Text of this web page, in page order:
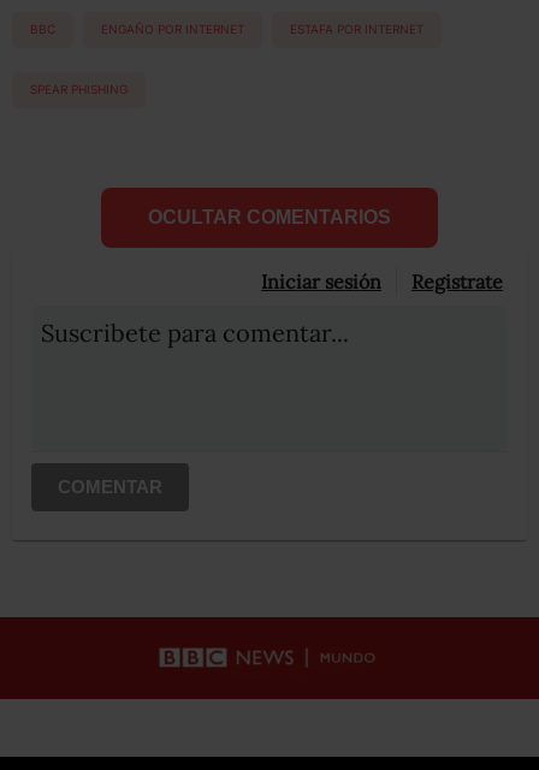
BBC ENGAÑO POR INTERNET ESTAFA POR INTERNET
SPEAR PHISHING
OCULTAR COMENTARIOS
Iniciar sesión Registrate
Suscribete para comentar...
COMENTAR